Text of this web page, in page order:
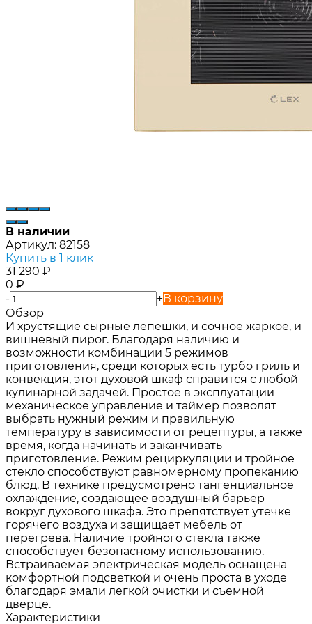
В наличии
Артикул: 82158
Купить в 1 клик
31 290 ₽
0 ₽
-
+В корзину
Обзор
И хрустящие сырные лепешки, и сочное жаркое, и
вишневый пирог. Благодаря наличию и
возможности комбинации 5 режимов
приготовления, среди которых есть турбо гриль и
конвекция, этот духовой шкаф справится с любой
кулинарной задачей. Простое в эксплуатации
механическое управление и таймер позволят
выбрать нужный режим и правильную
температуру в зависимости от рецептуры, а также
время, когда начинать и заканчивать
приготовление. Режим рециркуляции и тройное
стекло способствуют равномерному пропеканию
блюд. В технике предусмотрено тангенциальное
охлаждение, создающее воздушный барьер
вокруг духового шкафа. Это препятствует утечке
горячего воздуха и защищает мебель от
перегрева. Наличие тройного стекла также
способствует безопасному использованию.
Встраиваемая электрическая модель оснащена
комфортной подсветкой и очень проста в уходе
благодаря эмали легкой очистки и съемной
дверце.
Характеристики